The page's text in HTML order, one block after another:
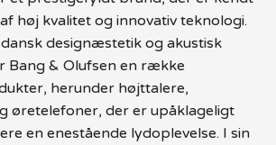
høj kvalitet og innovativ teknologi.
designæstetik og akustisk
Bang & Olufsen en række
herunder højttalere,
øretelefoner, der er upåklageligt
en enestående lydoplevelse. I sin